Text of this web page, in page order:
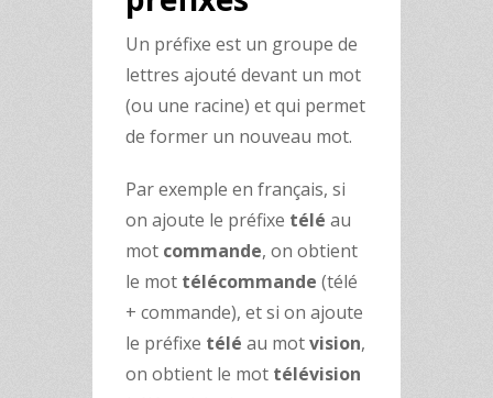
Un préfixe est un groupe de
lettres ajouté devant un mot
(ou une racine) et qui permet
de former un nouveau mot.
Par exemple en français, si
on ajoute le préfixe télé au
mot commande, on obtient
le mot télécommande (télé
+ commande), et si on ajoute
le préfixe télé au motvision,
on obtient le mot télévision